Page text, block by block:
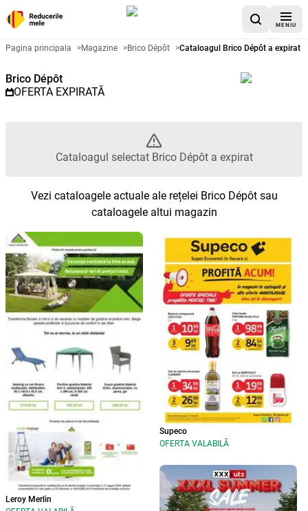
MENIU
Catalog promoțional Brico
Pagina principala >Magazine >Brico Dépôt >Cataloagul Brico Dépôt a expirat
Brico Dépôt
OFERTA EXPIRATĂ
Cataloagul selectat Brico Dépôt a expirat
Vezi cataloagele actuale ale rețelei Brico Dépôt sau
cataloagele altui magazin
Leroy Merlin
Supeco
OFERTA VALABILĂ